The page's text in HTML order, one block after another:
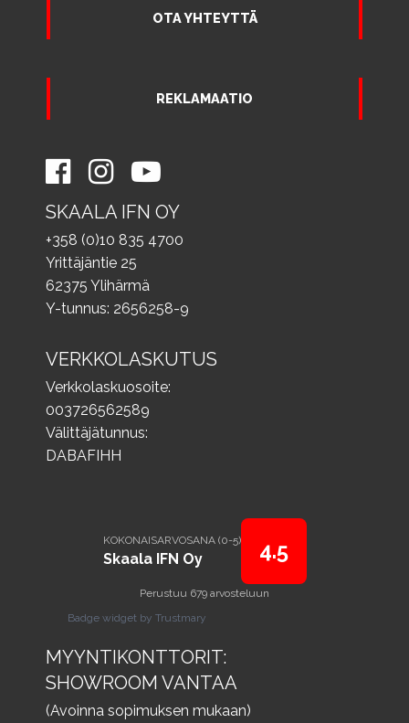
OTA YHTEYTTÄ
REKLAMAATIO
SKAALA IFN OY
+358 (0)10 835 4700
Yrittäjäntie 25
62375 Ylihärmä
Y-tunnus: 2656258-9
VERKKOLASKUTUS
Verkkolaskuosoite:
003726562589
Välittäjätunnus:
DABAFIHH
KOKONAISARVOSANA (0-5)
Skaala IFN Oy 4.5
Perustuu 679 arvosteluun
Badge widget by Trustmary
MYYNTIKONTTORIT:
SHOWROOM VANTAA
(Avoinna sopimuksen mukaan)